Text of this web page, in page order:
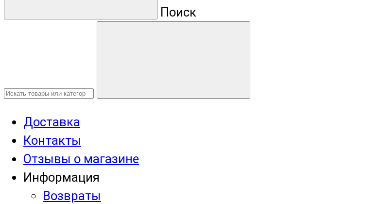
Поиск
Доставка
Контакты
Отзывы о магазине
Информация
Возвраты